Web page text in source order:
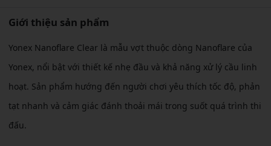
Giới thiệu sản phẩm
Yonex Nanoflare Clear là mẫu vợt thuộc dòng Nanoflare của
Yonex, nổi bật với thiết kế nhẹ đầu và khả năng xử lý cầu linh
hoạt. Sản phẩm hướng đến người chơi yêu thích tốc độ, phản
tạt nhanh và cảm giác đánh thoải mái trong suốt quá trình thi
đấu.